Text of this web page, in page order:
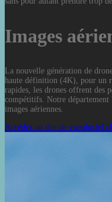
Images
La nouvelle génération de
haute définition (4K), pour un
rapides, les drones offrent des
compétitifs. Notre
images aériennes.
Accédez au site de